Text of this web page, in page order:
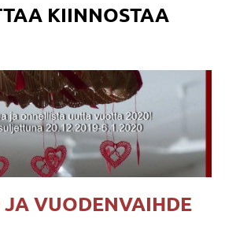
KIINNOSTAA
VUODENVAIHDE